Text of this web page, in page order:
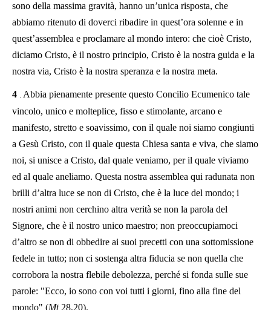
sono della massima gravità, hanno un’unica risposta, che
abbiamo ritenuto di doverci ribadire in quest’ora solenne e in
quest’assemblea e proclamare al mondo intero: che cioè Cristo,
diciamo Cristo, è il nostro principio, Cristo è la nostra guida e la
nostra via, Cristo è la nostra speranza e la nostra meta.
4 . Abbia pienamente presente questo Concilio Ecumenico tale
vincolo, unico e molteplice, fisso e stimolante, arcano e
manifesto, stretto e soavissimo, con il quale noi siamo congiunti
a Gesù Cristo, con il quale questa Chiesa santa e viva, che siamo
noi, si unisce a Cristo, dal quale veniamo, per il quale viviamo
ed al quale aneliamo. Questa nostra assemblea qui radunata non
brilli d’altra luce se non di Cristo, che è la luce del mondo; i
nostri animi non cerchino altra verità se non la parola del
Signore, che è il nostro unico maestro; non preoccupiamoci
d’altro se non di obbedire ai suoi precetti con una sottomissione
fedele in tutto; non ci sostenga altra fiducia se non quella che
corrobora la nostra flebile debolezza, perché si fonda sulle sue
parole: "Ecco, io sono con voi tutti i giorni, fino alla fine del
mondo" (Mt28,20).